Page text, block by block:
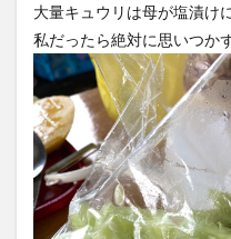
大量キュウリは母が塩漬け
私だったら絶対に思いつか